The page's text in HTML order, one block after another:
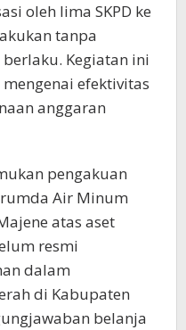
oleh lima SKPD ke
tanpa
Kegiatan ini
efektivitas
anggaran
pengakuan
Air Minum
atas aset
resmi
dalam
di Kabupaten
belanja